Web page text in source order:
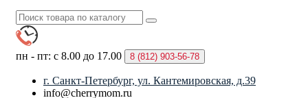
пн - пт: с 8.00 до 17.00 8 (812) 903-56-78
г. Санкт-Петербург, ул. Кантемировская, д.39
info@cherrymom.ru